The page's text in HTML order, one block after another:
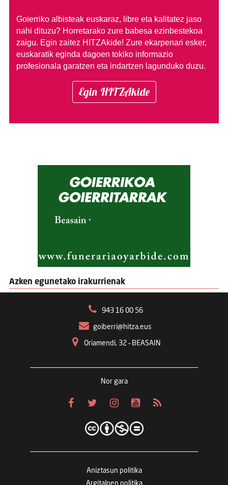
Goierriko albisteak euskaraz, libre eta kalitatez jaso
nahi dituzu? Horretarako zure babesa ezinbestekoa
zaigu. Egin zaitez HITZAkide! Zure ekarpenari esker,
euskaratik eginda dagoen tokiko informazio
profesionala garatzen eta indartzen lagunduko duzu.
Egin HITZAkide
Azken egunetako irakurrienak
943 16 00 56
goiberri@hitza.eus
Oriamendi, 32 – BEASAIN
Nor gara
Aniztasun politika
Argitalpen politika